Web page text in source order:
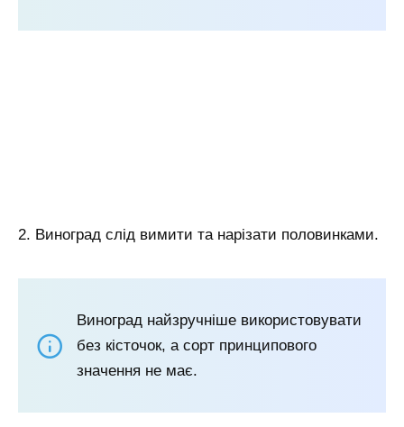
2. Виноград слід вимити та нарізати половинками.
Виноград найзручніше використовувати
без кісточок, а сорт принципового
значення не має.